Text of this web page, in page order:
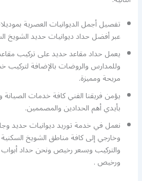
تفصيل أجمل الديوانيات العصرية
عبر أفضل حداد ديوانيات حديد الشويخ
يعمل حداد مقاعد حديد على تركيب
وللمدارس والروضات بالإضافة
مريحة ومميزة.
يؤمن فريقنا الفني كافة خدمات الصيانة
بأيدي أهم الحدادين والمصممين.
نعمل في خدمة توريد ديوانيات حديد
وخارجي إلى كافة مناطق الشويخ
والتركيب وبسعر رخيص ونحن حداد أبواب
ورخيص .